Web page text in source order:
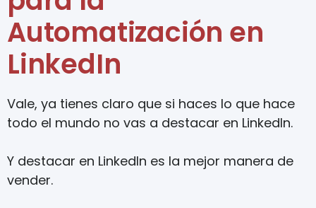
Automatización en
LinkedIn
Vale, ya tienes claro que si haces lo que hace
todo el mundo no vas a destacar en LinkedIn.
Y destacar en LinkedIn es la mejor manera de
vender.